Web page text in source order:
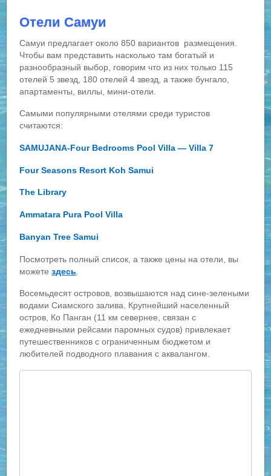
Отели Самуи
Самуи предлагает около 850 вариантов размещения.
Чтобы вам представить насколько там богатый и
разнообразный выбор, говорим что из них только 115
отелей 5 звезд, 180 отелей 4 звезд, а также бунгало,
апартаменты, виллы, мини-отели.
Самыми популярными отелями среди туристов
считаются:
SAMUJANA-Four Bedrooms Pool Villa — Villa 7
Four Seasons Resort Koh Samui
The Library
Ammatara Pura Pool Villa
Banyan Tree Samui
Посмотреть полный список, а также цены на отели, вы
можетездесь
Восемьдесят островов, возвышаются над сине-зелеными
водами Сиамского залива. Крупнейший населенный
остров, Ко Панган (11 км севернее, связан с
ежедневными рейсами паромных судов) привлекает
путешественников с ограниченным бюджетом и
любителей подводного плавания с аквалангом.